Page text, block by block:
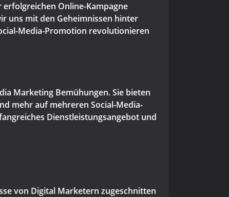
Online-Kampagne
uns mit den Geheimnissen hinter
Media-Promotion revolutionieren
Marketing Bemühungen. Sie bieten
mehr auf mehreren Social-Media-
Dienstleistungsangebot und
von Digital Marketern zugeschnitten